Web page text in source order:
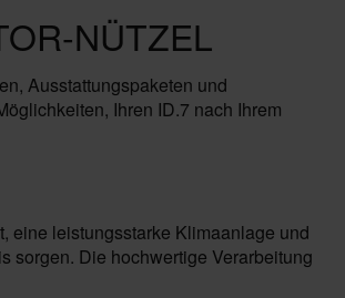
NÜTZEL
Ausstattungspaketen und
Ihren ID.7 nach Ihrem
eine leistungsstarke Klimaanlage und
sorgen. Die hochwertige Verarbeitung